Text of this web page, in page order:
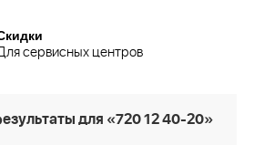
сервисных центров
для «720 12 40-20»